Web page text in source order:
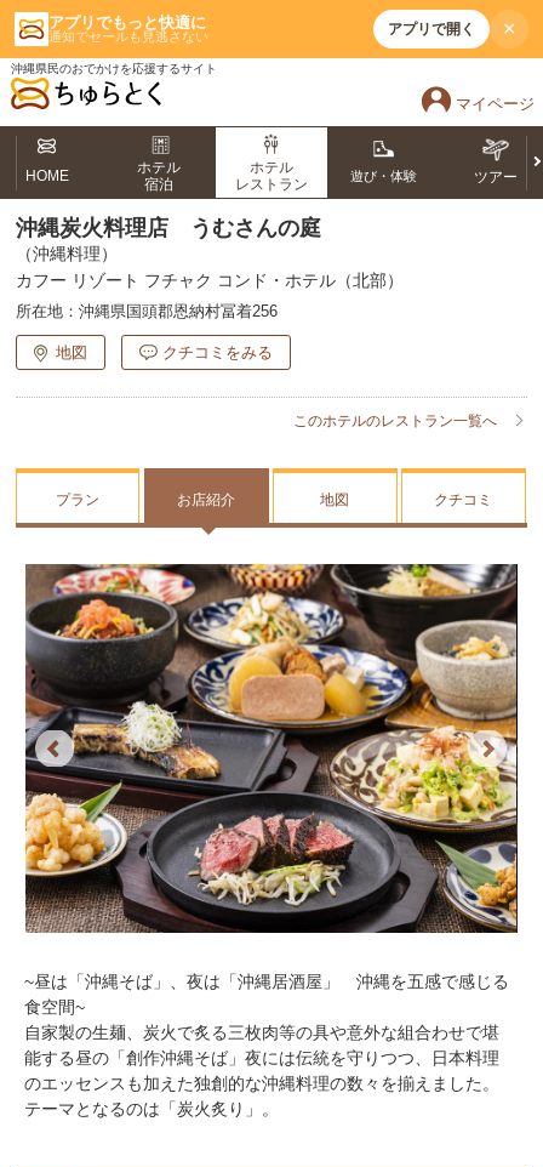
アプリでもっと快適に
通知でセールも見逃さない アプリで開く ×
沖縄県民のおでかけを応援するサイト
マイページ
HOME
ホテル
宿泊
ホテル
レストラン
遊び・体験 ツアー
沖縄炭火料理店 うむさんの庭
（沖縄料理）
カフー リゾート フチャク コンド・ホテル（北部）
所在地： 沖縄県国頭郡恩納村冨着256
地図 クチコミをみる
このホテルのレストラン一覧へ
プラン お店紹介 地図 クチコミ
Previous Next
~昼は「沖縄そば」、夜は「沖縄居酒屋」 沖縄を五感で感じる
食空間~
自家製の生麺、炭火で炙る三枚肉等の具や意外な組合わせで堪
能する昼の「創作沖縄そば」夜には伝統を守りつつ、日本料理
のエッセンスも加えた独創的な沖縄料理の数々を揃えました。
テーマとなるのは「炭火炙り」。